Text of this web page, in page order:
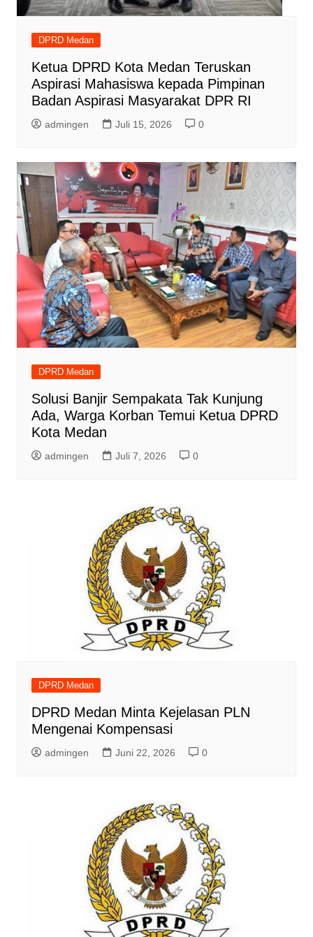
DPRD Medan
Ketua DPRD Kota Medan Teruskan
Aspirasi Mahasiswa kepada Pimpinan
Badan Aspirasi Masyarakat DPR RI
admingen Juli 15, 2026 0
DPRD Medan
Solusi Banjir Sempakata Tak Kunjung
Ada, Warga Korban Temui Ketua DPRD
Kota Medan
admingen Juli 7, 2026 0
DPRD Medan
DPRD Medan Minta Kejelasan PLN
Mengenai Kompensasi
admingen Juni 22, 2026 0